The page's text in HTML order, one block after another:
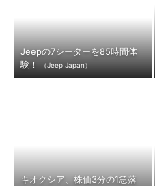
Jeepの7シーターを85時間体
験！
（Jeep Japan）
キオクシア、株価3分の1急落